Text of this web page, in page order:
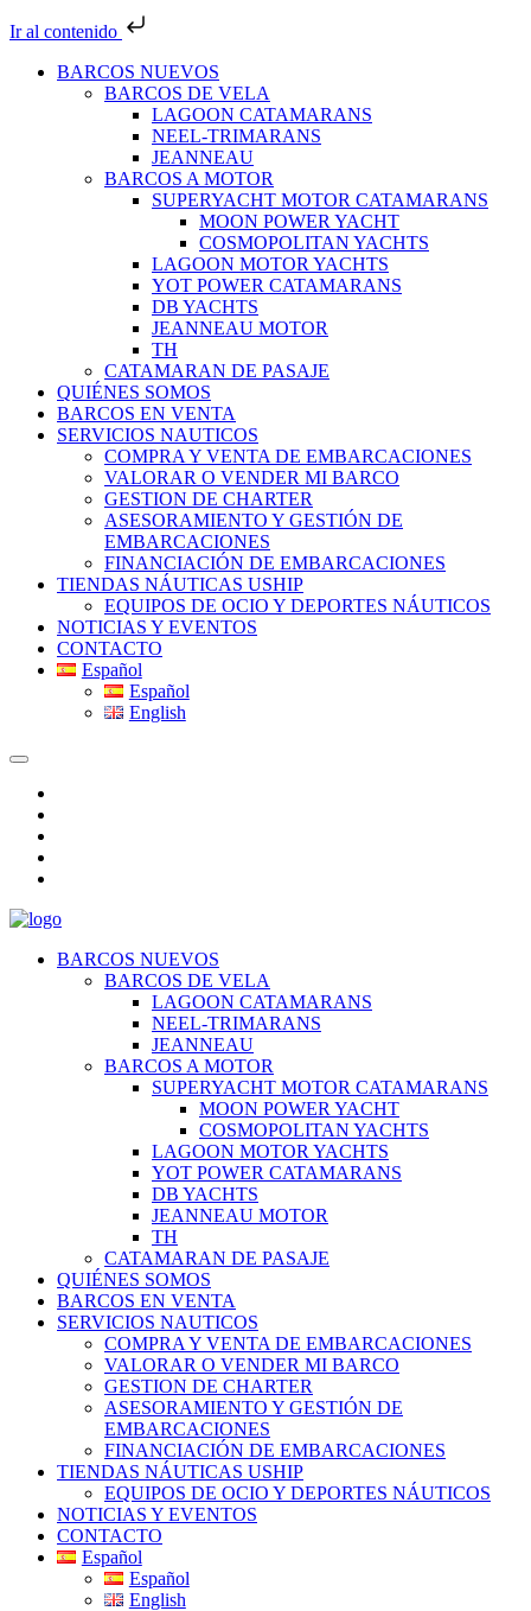
Ir al contenido
BARCOS NUEVOS
BARCOS DE VELA
LAGOON CATAMARANS
NEEL-TRIMARANS
JEANNEAU
BARCOS A MOTOR
SUPERYACHT MOTOR CATAMARANS
MOON POWER YACHT
COSMOPOLITAN YACHTS
LAGOON MOTOR YACHTS
YOT POWER CATAMARANS
DB YACHTS
JEANNEAU MOTOR
TH
CATAMARAN DE PASAJE
QUIÉNES SOMOS
BARCOS EN VENTA
SERVICIOS NAUTICOS
COMPRA Y VENTA DE EMBARCACIONES
VALORAR O VENDER MI BARCO
GESTION DE CHARTER
ASESORAMIENTO Y GESTIÓN DE
EMBARCACIONES
FINANCIACIÓN DE EMBARCACIONES
TIENDAS NÁUTICAS USHIP
EQUIPOS DE OCIO Y DEPORTES NÁUTICOS
NOTICIAS Y EVENTOS
CONTACTO
Español
Español
English
BARCOS NUEVOS
BARCOS DE VELA
LAGOON CATAMARANS
NEEL-TRIMARANS
JEANNEAU
BARCOS A MOTOR
SUPERYACHT MOTOR CATAMARANS
MOON POWER YACHT
COSMOPOLITAN YACHTS
LAGOON MOTOR YACHTS
YOT POWER CATAMARANS
DB YACHTS
JEANNEAU MOTOR
TH
CATAMARAN DE PASAJE
QUIÉNES SOMOS
BARCOS EN VENTA
SERVICIOS NAUTICOS
COMPRA Y VENTA DE EMBARCACIONES
VALORAR O VENDER MI BARCO
GESTION DE CHARTER
ASESORAMIENTO Y GESTIÓN DE
EMBARCACIONES
FINANCIACIÓN DE EMBARCACIONES
TIENDAS NÁUTICAS USHIP
EQUIPOS DE OCIO Y DEPORTES NÁUTICOS
NOTICIAS Y EVENTOS
CONTACTO
Español
Español
English